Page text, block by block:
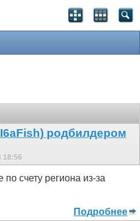
родбилдером
18:56
счету региона из-за
Подробнее